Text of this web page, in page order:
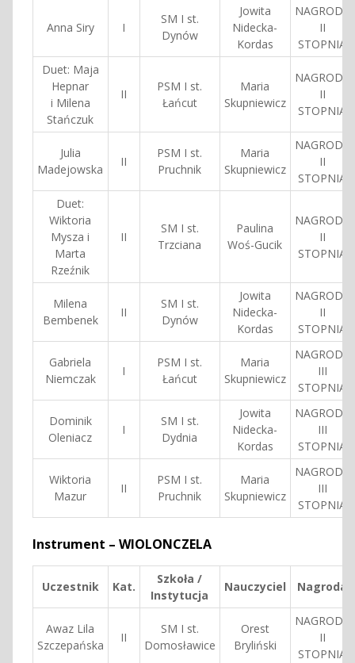
Anna Siry I
SM I st.
Dynów
Jowita
Nidecka-
Kordas
NAGRODA
II
STOPNIA
Duet: Maja
Hepnar
i Milena
Stańczuk
II
PSM I st.
Łańcut
Maria
Skupniewicz
NAGRODA
II
STOPNIA
Julia
Madejowska
II
PSM I st.
Pruchnik
Maria
Skupniewicz
NAGRODA
II
STOPNIA
Duet:
Wiktoria
Mysza i
Marta
Rzeźnik
II
SM I st.
Trzciana
Paulina
Woś-Gucik
NAGRODA
II
STOPNIA
Milena
Bembenek
II
SM I st.
Dynów
Jowita
Nidecka-
Kordas
NAGRODA
II
STOPNIA
Gabriela
Niemczak
I
PSM I st.
Łańcut
Maria
Skupniewicz
NAGRODA
III
STOPNIA
Dominik
Oleniacz
I
SM I st.
Dydnia
Jowita
Nidecka-
Kordas
NAGRODA
III
STOPNIA
Wiktoria
Mazur
II
PSM I st.
Pruchnik
Maria
Skupniewicz
NAGRODA
III
STOPNIA
Instrument – WIOLONCZELA
Uczestnik Kat.
Szkoła /
Instytucja
Nauczyciel Nagroda
Awaz Lila
Szczepańska
II
SM I st.
Domosławice
Orest
Bryliński
NAGRODA
II
STOPNIA